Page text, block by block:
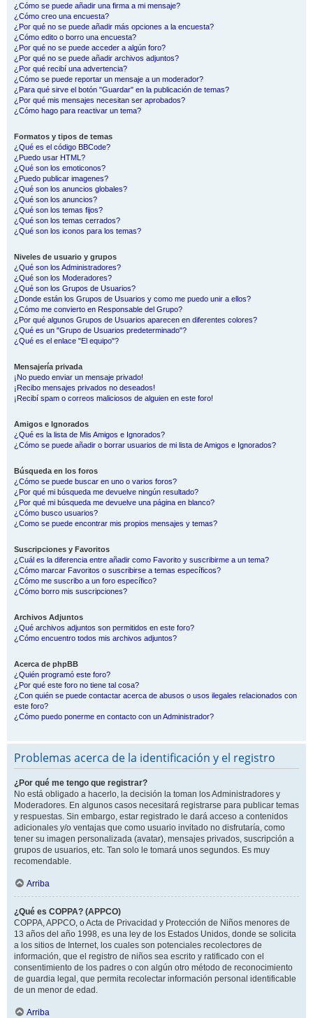
¿Cómo se puede añadir una firma a mi mensaje?
¿Cómo creo una encuesta?
¿Por qué no se puede añadir más opciones a la encuesta?
¿Cómo edito o borro una encuesta?
¿Por qué no se puede acceder a algún foro?
¿Por qué no se puede añadir archivos adjuntos?
¿Por qué recibí una advertencia?
¿Cómo se puede reportar un mensaje a un moderador?
¿Para qué sirve el botón "Guardar" en la publicación de temas?
¿Por qué mis mensajes necesitan ser aprobados?
¿Cómo hago para reactivar un tema?
Formatos y tipos de temas
¿Qué es el código BBCode?
¿Puedo usar HTML?
¿Qué son los emoticonos?
¿Puedo publicar imagenes?
¿Qué son los anuncios globales?
¿Qué son los anuncios?
¿Qué son los temas fijos?
¿Qué son los temas cerrados?
¿Qué son los iconos para los temas?
Niveles de usuario y grupos
¿Qué son los Administradores?
¿Qué son los Moderadores?
¿Qué son los Grupos de Usuarios?
¿Donde están los Grupos de Usuarios y como me puedo unir a ellos?
¿Cómo me convierto en Responsable del Grupo?
¿Por qué algunos Grupos de Usuarios aparecen en diferentes colores?
¿Qué es un "Grupo de Usuarios predeterminado"?
¿Qué es el enlace "El equipo"?
Mensajería privada
¡No puedo enviar un mensaje privado!
¡Recibo mensajes privados no deseados!
¡Recibí spam o correos maliciosos de alguien en este foro!
Amigos e Ignorados
¿Qué es la lista de Mis Amigos e Ignorados?
¿Cómo se puede añadir o borrar usuarios de mi lista de Amigos e Ignorados?
Búsqueda en los foros
¿Cómo se puede buscar en uno o varios foros?
¿Por qué mi búsqueda me devuelve ningún resultado?
¿Por qué mi búsqueda me devuelve una página en blanco?
¿Cómo busco usuarios?
¿Como se puede encontrar mis propios mensajes y temas?
Suscripciones y Favoritos
¿Cuál es la diferencia entre añadir como Favorito y suscribirme a un tema?
¿Cómo marcar Favoritos o suscribirse a temas específicos?
¿Cómo me suscribo a un foro específico?
¿Cómo borro mis suscripciones?
Archivos Adjuntos
¿Qué archivos adjuntos son permitidos en este foro?
¿Cómo encuentro todos mis archivos adjuntos?
Acerca de phpBB
¿Quién programó este foro?
¿Por qué este foro no tiene tal cosa?
¿Con quién se puede contactar acerca de abusos o usos ilegales relacionados con
este foro?
¿Cómo puedo ponerme en contacto con un Administrador?
Problemas acerca de la identificación y el registro
¿Por qué me tengo que registrar?
No está obligado a hacerlo, la decisión la toman los Administradores y
Moderadores. En algunos casos necesitará registrarse para publicar temas
y respuestas. Sin embargo, estar registrado le dará acceso a contenidos
adicionales y/o ventajas que como usuario invitado no disfrutaría, como
tener su imagen personalizada (avatar), mensajes privados, suscripción a
grupos de usuarios, etc. Tan solo le tomará unos segundos. Es muy
recomendable.
Arriba
¿Qué es COPPA? (APPCO)
COPPA, APPCO, o Acta de Privacidad y Protección de Niños menores de
13 años del año 1998, es una ley de los Estados Unidos, donde se solicita
a los sitios de Internet, los cuales son potenciales recolectores de
información, que el registro de niños sea escrito y ratificado con el
consentimiento de los padres o con algún otro método de reconocimiento
de guardia legal, que permita recolectar información personal identificable
de un menor de edad.
Arriba